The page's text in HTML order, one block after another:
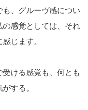
も、グルーヴ感につい
感覚としては、それ
じます。
ける感覚も、何とも
する。